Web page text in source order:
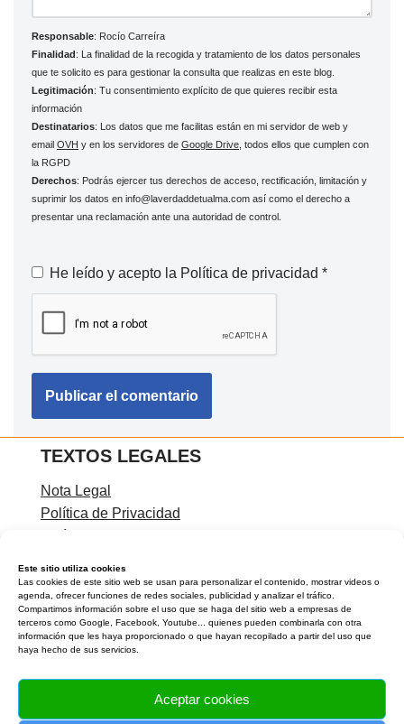
Este sitio utiliza cookies
Las cookies de este sitio web se usan para personalizar el contenido, mostrar videos o
agenda, ofrecer funciones de redes sociales, publicidad y analizar el tráfico.
Compartimos información sobre el uso que se haga del sitio web a empresas de
terceros como Google, Facebook, Youtube... quienes pueden combinarla con otra
información que les haya proporcionado o que hayan recopilado a partir del uso que
haya hecho de sus servicios.
Aceptar cookies
Responsable: Rocío Carreíra
Finalidad: La finalidad de la recogida y tratamiento de los datos personales
que te solicito es para gestionar la consulta que realizas en este blog.
Legitimación: Tu consentimiento explícito de que quieres recibir esta
información
Destinatarios: Los datos que me facilitas están en mi servidor de web y
email OVH y en los servidores de Google Drive , todos ellos que cumplen con
la RGPD
Derechos: Podrás ejercer tus derechos de acceso, rectificación, limitación y
suprimir los datos en info@laverdaddetualma.com así como el derecho a
presentar una reclamación ante una autoridad de control.
He leído y acepto la Política de privacidad *
TEXTOS LEGALES
Nota Legal
Política de Privacidad
CONTACTA CONMIGO
Rocío Carreíra
Email:info@laverdaddetualma.com